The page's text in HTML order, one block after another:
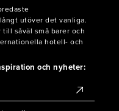
utöver det vanliga.
såväl små barer och
hotell- och
och nyheter: